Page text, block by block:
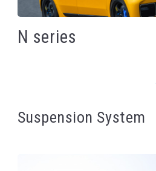
N series
Suspension System